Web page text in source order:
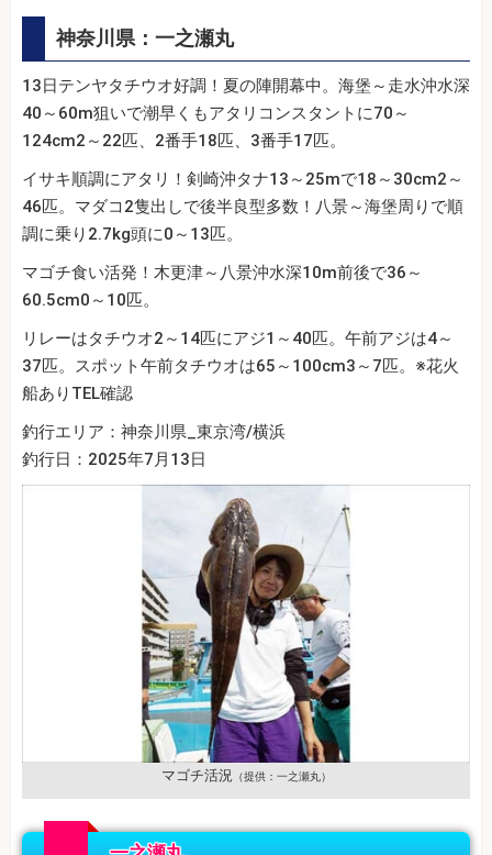
神奈川県：一之瀬丸
13日テンヤタチウオ好調！夏の陣開幕中。海堡～走水沖水深
40～60m狙いで潮早くもアタリコンスタントに70～
124cm2～22匹、2番手18匹、3番手17匹。
イサキ順調にアタリ！剣崎沖タナ13～25mで18～30cm2～
46匹。マダコ2隻出しで後半良型多数！八景～海堡周りで順
調に乗り2.7kg頭に0～13匹。
マゴチ食い活発！木更津～八景沖水深10m前後で36～
60.5cm0～10匹。
リレーはタチウオ2～14匹にアジ1～40匹。午前アジは4～
37匹。スポット午前タチウオは65～100cm3～7匹。※花火
船ありTEL確認
釣行エリア：神奈川県_東京湾/横浜
釣行日：2025年7月13日
マゴチ活況 （提供：一之瀬丸）